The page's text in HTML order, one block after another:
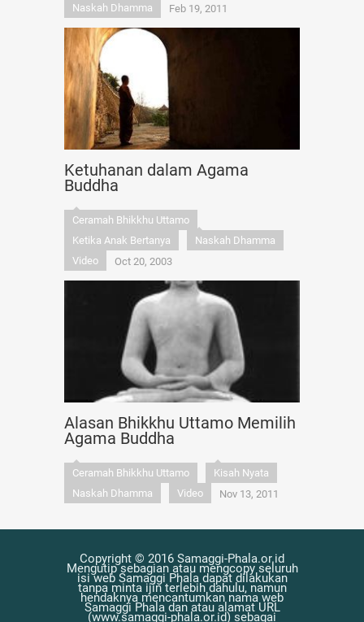
Naskah Dhamma
Feb 19, 2011
Ketuhanan dalam Agama
Buddha
Ceramah Bhikkhu Uttamo
Ketika Anak Bertanya
Naskah Dhamma
Video
Oct 20, 2003
Alasan Bhikkhu Uttamo Memilih
Agama Buddha
Ceramah Bhikkhu Uttamo
Kisah Nyata
Naskah Dhamma
Video Nov 13, 2011
Copyright © 2016 Samaggi-Phala.or.id
Mengutip sebagian atau mengcopy seluruh
isi web Samaggi Phala dapat dilakukan
tanpa minta ijin terlebih dahulu, namun
hendaknya mencantumkan nama web
Samaggi Phala dan atau alamat URL
(www.samaggi-phala.or.id) sebagai